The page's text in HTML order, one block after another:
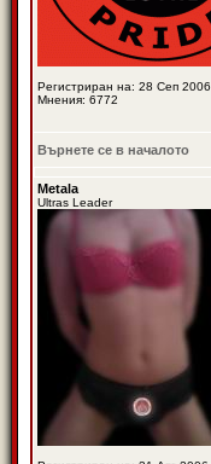
Регистриран на: 28 Сеп 2006
Мнения: 6772
Върнете се в началото
Metala
Ultras Leader